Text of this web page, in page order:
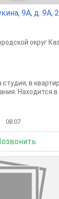
9А, д. 9А,
округ
в
Находится в
08.07